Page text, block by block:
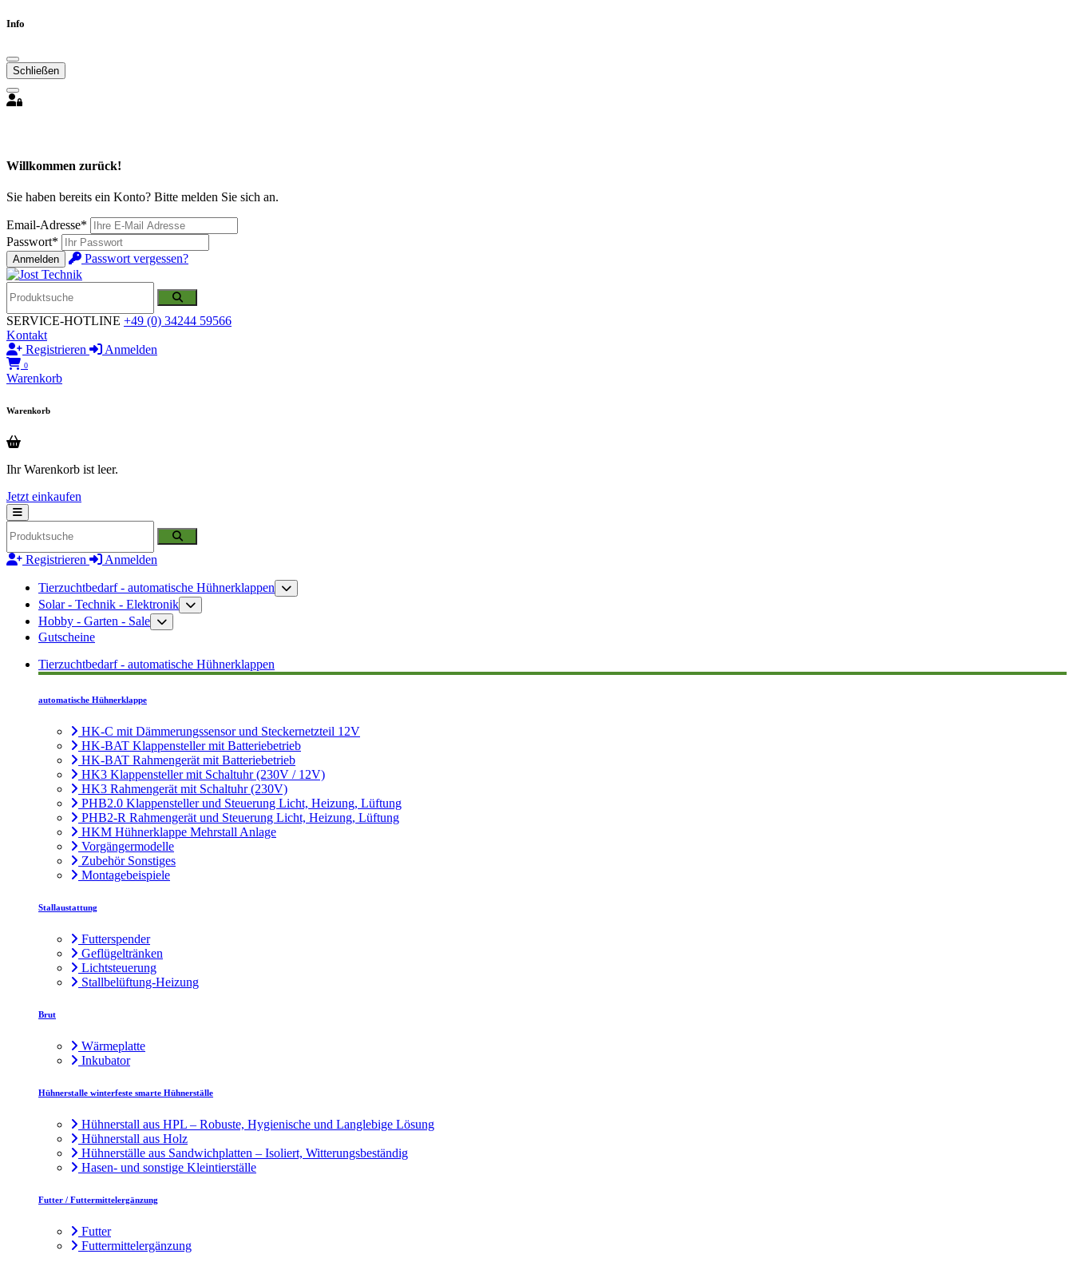
Info
Schließen
Willkommen zurück!
Sie haben bereits ein Konto? Bitte melden Sie sich an.
Email-Adresse*
Passwort*
Anmelden Passwort vergessen?
SERVICE-HOTLINE +49 (0) 34244 59566
Kontakt
Registrieren
Anmelden
0
Warenkorb
Warenkorb
Ihr Warenkorb ist leer.
Jetzt einkaufen
Registrieren Anmelden
Tierzuchtbedarf - automatische Hühnerklappen
Solar - Technik - Elektronik
Hobby - Garten - Sale
Gutscheine
Tierzuchtbedarf - automatische Hühnerklappen
automatische Hühnerklappe
HK-C mit Dämmerungssensor und Steckernetzteil 12V
HK-BAT Klappensteller mit Batteriebetrieb
HK-BAT Rahmengerät mit Batteriebetrieb
HK3 Klappensteller mit Schaltuhr (230V / 12V)
HK3 Rahmengerät mit Schaltuhr (230V)
PHB2.0 Klappensteller und Steuerung Licht, Heizung, Lüftung
PHB2-R Rahmengerät und Steuerung Licht, Heizung, Lüftung
HKM Hühnerklappe Mehrstall Anlage
Vorgängermodelle
Zubehör Sonstiges
Montagebeispiele
Stallaustattung
Futterspender
Geflügeltränken
Lichtsteuerung
Stallbelüftung-Heizung
Brut
Wärmeplatte
Inkubator
Hühnerstalle winterfeste smarte Hühnerställe
Hühnerstall aus HPL – Robuste, Hygienische und Langlebige Lösung
Hühnerstall aus Holz
Hühnerställe aus Sandwichplatten – Isoliert, Witterungsbeständig
Hasen- und sonstige Kleintierställe
Futter / Futtermittelergänzung
Futter
Futtermittelergänzung